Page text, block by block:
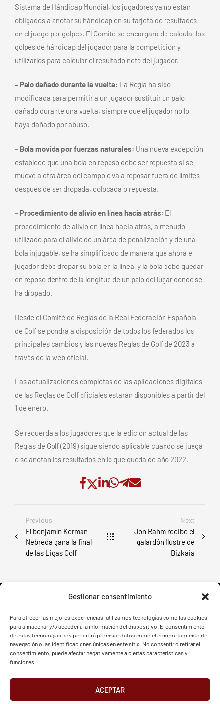
Gestionar consentimiento
Para ofrecer las mejores experiencias, utilizamos tecnologías como las cookies
para almacenar y/o acceder a la información del dispositivo. El consentimiento
de estas tecnologías nos permitirá procesar datos como el comportamiento de
navegación o las identificaciones únicas en este sitio. No consentir o retirar el
consentimiento, puede afectar negativamente a ciertas características y
funciones.
ACEPTAR
Sistema de Hándicap Mundial, los jugadores ya no están
obligados a anotar su hándicap en su tarjeta de resultados
en el juego por golpes. El Comité se encargará de calcular los
golpes de hándicap del jugador para la competición y
utilizarlos para calcular el resultado neto del jugador.
– Palo dañado durante la vuelta: La Regla ha sido
modificada para permitir a un jugador sustituir un palo
dañado durante una vuelta, siempre que el jugador no lo
haya dañado por abuso.
– Bola movida por fuerzas naturales: Una nueva excepción
establece que una bola en reposo debe ser repuesta si se
mueve a otra área del campo o va a reposar fuera de límites
después de ser dropada, colocada o repuesta.
– Procedimiento de alivio en línea hacia atrás: El
procedimiento de alivio en línea hacia atrás, a menudo
utilizado para el alivio de un área de penalización y de una
bola injugable, se ha simplificado de manera que ahora el
jugador debe dropar su bola en la línea, y la bola debe quedar
en reposo dentro de la longitud de un palo del lugar donde se
ha dropado.
Desde el Comité de Reglas de la Real Federación Española
de Golf se pondrá a disposición de todos los federados los
principales cambios y las nuevas Reglas de Golf de 2023 a
través de la web oficial.
Las actualizaciones completas de las aplicaciones digitales
de las Reglas de Golf oficiales estarán disponibles a partir del
1 de enero.
Se recuerda a los jugadores que la edición actual de las
Reglas de Golf (2019) sigue siendo aplicable cuando se juega
o se anotan los resultados en lo que queda de año 2022.
Previous
El benjamín Kerman
Nebreda gana la final
de las Ligas Golf
Next
Jon Rahm recibe el
galardón Ilustre de
Bizkaia
FVG - BGF FVG - BGF